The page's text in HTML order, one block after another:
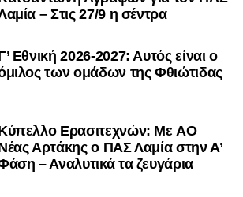
– Στις 27/9 η σέντρα
Εθνική 2026-2027: Αυτός είναι ο
των ομάδων της Φθιώτιδας
Ερασιτεχνών: Με AO
Αρτάκης ο ΠΑΣ Λαμία στην Α’
– Αναλυτικά τα ζευγάρια